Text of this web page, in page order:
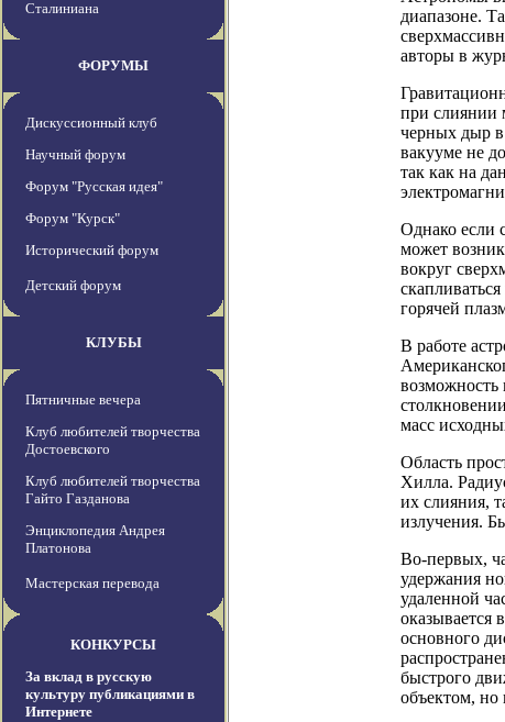
Сталиниана
ФОРУМЫ
Дискуссионный клуб
Научный форум
Форум "Русская идея"
Форум "Курск"
Исторический форум
Детский форум
КЛУБЫ
Пятничные вечера
Клуб любителей творчества
Достоевского
Клуб любителей творчества
Гайто Газданова
Энциклопедия Андрея
Платонова
Мастерская перевода
КОНКУРСЫ
За вклад в русскую
культуру публикациями в
Интернете
диапазоне.
авторы в
при слиянии
черных дыр в
вакууме не
так как на
Однако если
может
вокруг
горячей
В работе
возможность
масс
Область
Хилла.
их слияния,
излучения.
Во-первых,
удержания
удаленной
оказывается
основного
быстрого
объектом, но